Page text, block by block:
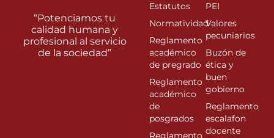
“Potenciamos tu
calidad humana y
profesional al servicio
de la sociedad”
Estatutos
Normatividad
Reglamento
académico
de pregrado
Reglamento
académico
de
posgrados
Reglamento
PEI
Valores
pecuniarios
Buzón de
ética y
buen
gobierno
Reglamento
escalafon
docente